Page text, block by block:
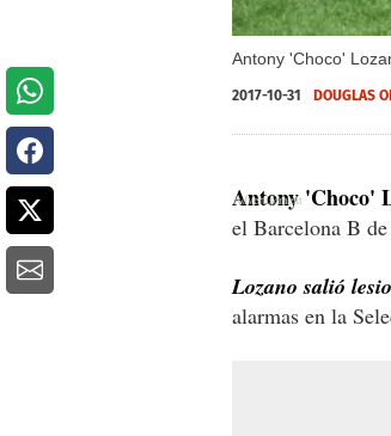
Antony 'Choco'
2017-10-31 DOUGLAS
Antony 'Choco'
el Barcelona B
Lozano salió
alarmas en la